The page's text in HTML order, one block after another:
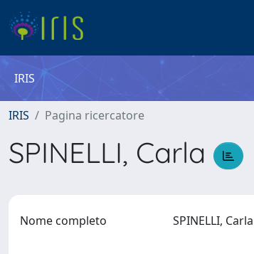
IRIS
IRIS Pagina ricercatore
SPINELLI, Carla
Nome completo SPINELLI, Carla